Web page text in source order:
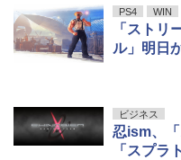
PS4 WIN
「ストリ
ル」明日
ビジネス
忍ism、
「スプラ